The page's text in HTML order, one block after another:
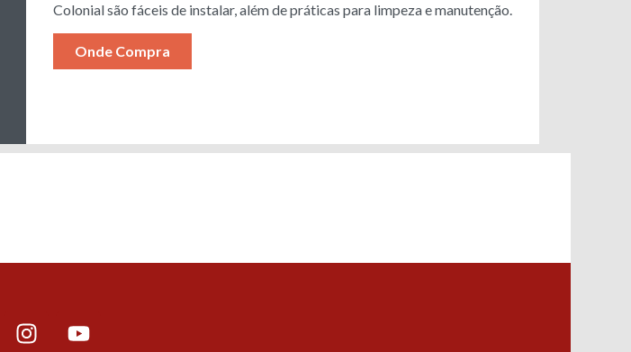
Colonial são fáceis de instalar, além de práticas para limpeza e manutenção.
Onde Compra